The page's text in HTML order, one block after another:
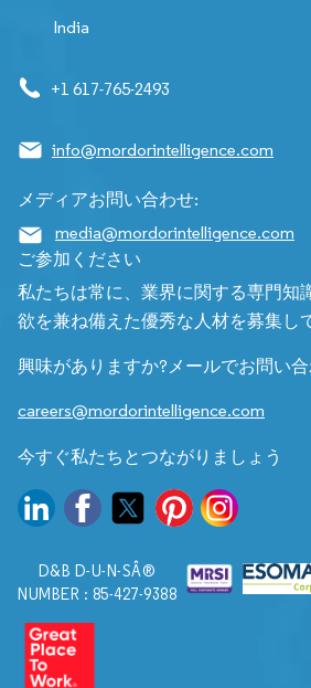
India
+1 617-765-2493
info@mordorintelligence.com
メディアお問い合わせ:
media@mordorintelligence.com
ご参加ください
私たちは常に、業界に関する専門知
欲を兼ね備えた優秀な人材を募集し
興味がありますか?メールでお問い合
careers@mordorintelligence.com
今すぐ私たちとつながりましょう
D&B D-U-N-SÂ®
NUMBER : 85-427-9388